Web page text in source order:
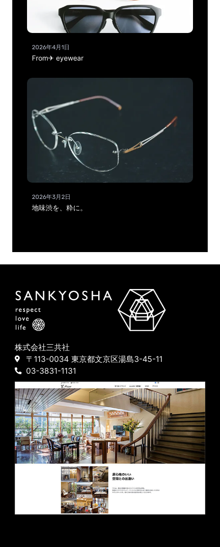
2026年4月1日
From✈ eyewear
2026年3月2日
地味渋を、粋に。
株式会社三共社
〒113-0034 東京都文京区湯島3-45-11
03-3831-1131